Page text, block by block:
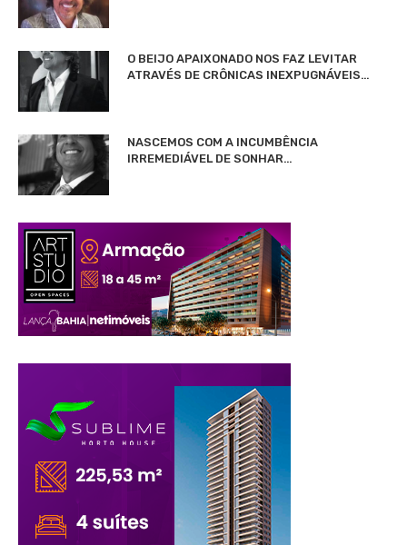
O BEIJO APAIXONADO NOS FAZ LEVITAR
ATRAVÉS DE CRÔNICAS INEXPUGNÁVEIS…
NASCEMOS COM A INCUMBÊNCIA
IRREMEDIÁVEL DE SONHAR…